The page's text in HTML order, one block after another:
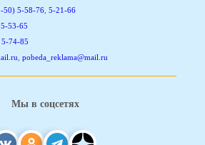
50) 5-58-76, 5-21-66
53-65
74-85
, pobeda_reklama@mail.ru
Мы в соцсетях